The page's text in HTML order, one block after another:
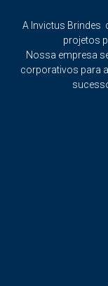
A Invictus Brindes
projetos
Nossa empresa
corporativos para